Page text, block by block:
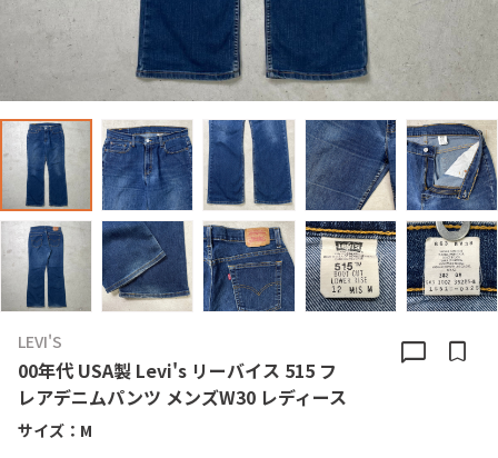
LEVI'S
00年代 USA製 Levi's リーバイス 515 フ
レアデニムパンツ メンズW30 レディース
chat_bubble bookmark
サイズ： M